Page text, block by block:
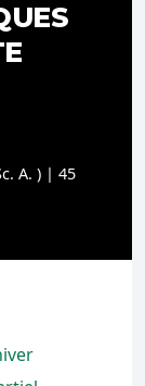
A. ) | 45